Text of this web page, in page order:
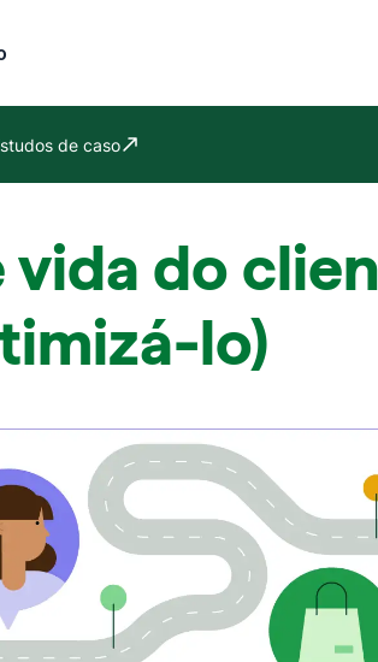
de caso
em uma nova janela
vida do
lo)